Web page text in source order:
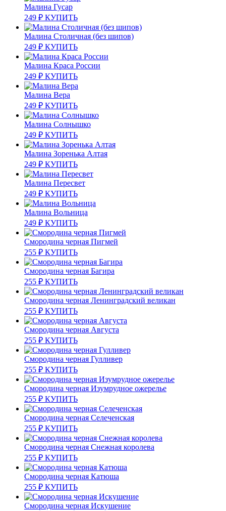
Малина Гусар
249 ₽ КУПИТЬ
Малина Столичная (без шипов)
249 ₽ КУПИТЬ
Малина Краса России
249 ₽ КУПИТЬ
Малина Вера
249 ₽ КУПИТЬ
Малина Солнышко
249 ₽ КУПИТЬ
Малина Зоренька Алтая
249 ₽ КУПИТЬ
Малина Пересвет
249 ₽ КУПИТЬ
Малина Вольница
249 ₽ КУПИТЬ
Смородина черная Пигмей
255 ₽ КУПИТЬ
Смородина черная Багира
255 ₽ КУПИТЬ
Смородина черная Ленинградский великан
255 ₽ КУПИТЬ
Смородина черная Августа
255 ₽ КУПИТЬ
Смородина черная Гулливер
255 ₽ КУПИТЬ
Смородина черная Изумрудное ожерелье
255 ₽ КУПИТЬ
Смородина черная Селеченская
255 ₽ КУПИТЬ
Смородина черная Снежная королева
255 ₽ КУПИТЬ
Смородина черная Катюша
255 ₽ КУПИТЬ
Смородина черная Искушение